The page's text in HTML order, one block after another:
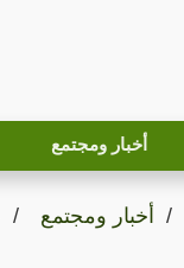
أخبار ومجتمع
أخبار ومجتمع